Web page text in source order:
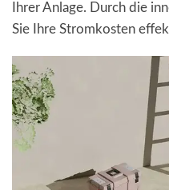
Ihrer Anlage. Durch die
Sie Ihre Stromkosten